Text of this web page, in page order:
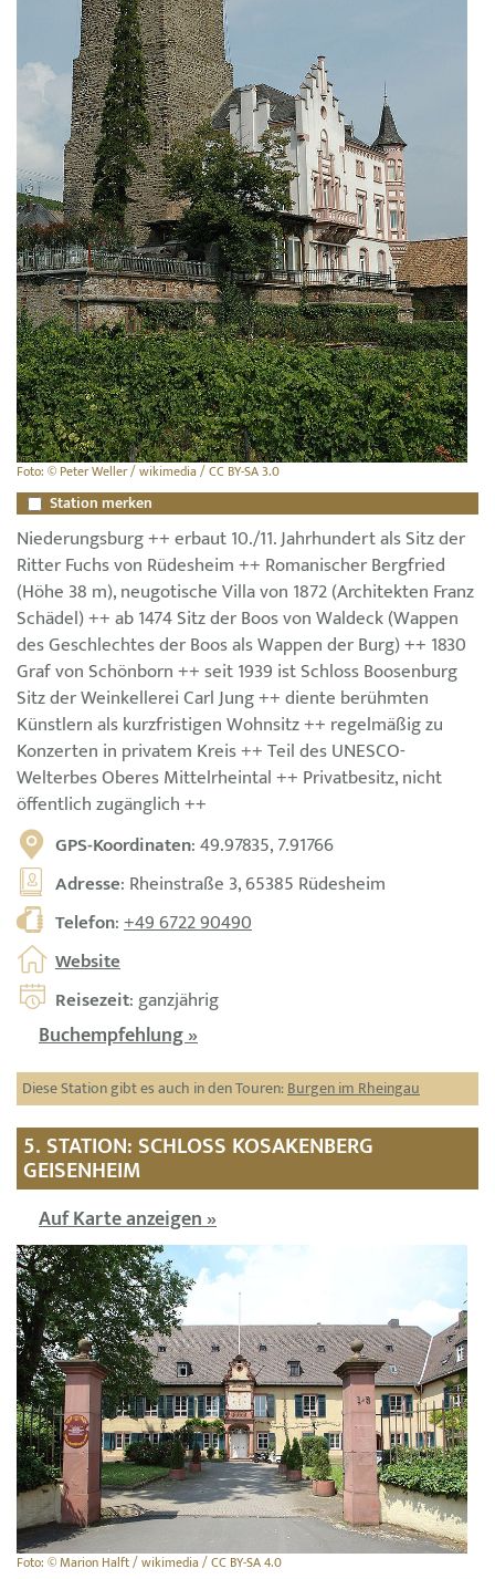
Foto: © Peter Weller / wikimedia / CC BY-SA 3.0
Station merken
Niederungsburg ++ erbaut 10./11. Jahrhundert als Sitz der
Ritter Fuchs von Rüdesheim ++ Romanischer Bergfried
(Höhe 38 m), neugotische Villa von 1872 (Architekten Franz
Schädel) ++ ab 1474 Sitz der Boos von Waldeck (Wappen
des Geschlechtes der Boos als Wappen der Burg) ++ 1830
Graf von Schönborn ++ seit 1939 ist Schloss Boosenburg
Sitz der Weinkellerei Carl Jung ++ diente berühmten
Künstlern als kurzfristigen Wohnsitz ++ regelmäßig zu
Konzerten in privatem Kreis ++ Teil des UNESCO-
Welterbes Oberes Mittelrheintal ++ Privatbesitz, nicht
öffentlich zugänglich ++
GPS-Koordinaten: 49.97835, 7.91766
Adresse: Rheinstraße 3, 65385 Rüdesheim
Telefon:+49 6722 90490
Website
Reisezeit: ganzjährig
Buchempfehlung »
Diese Station gibt es auch in den Touren:Burgen im Rheingau
5. STATION: SCHLOSS KOSAKENBERG
GEISENHEIM
Auf Karte anzeigen »
Foto: © Marion Halft / wikimedia / CC BY-SA 4.0